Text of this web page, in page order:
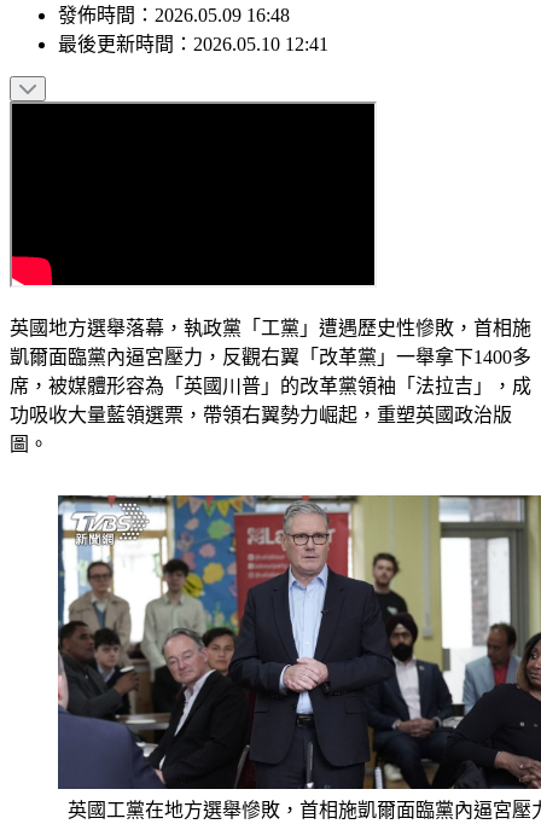
發佈時間： 2026.05.09 16:48
最後更新時間： 2026.05.10 12:41
英國地方選舉落幕，執政黨「工黨」遭遇歷史性慘敗，首相施
凱爾面臨黨內逼宮壓力，反觀右翼「改革黨」一舉拿下1400多
席，被媒體形容為「英國川普」的改革黨領袖「法拉吉」，成
功吸收大量藍領選票，帶領右翼勢力崛起，重塑英國政治版
圖。
英國工黨在地方選舉慘敗，首相施凱爾面臨黨內逼宮壓